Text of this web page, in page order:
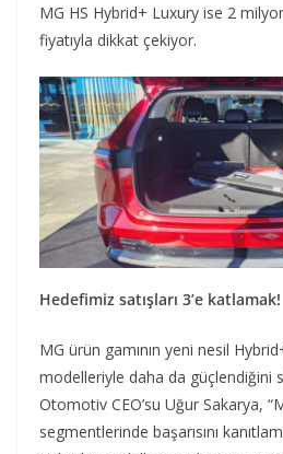
MG HS Hybrid+ Luxury ise 2
fiyatıyla dikkat çekiyor.
Hedefimiz satışları 3’e katlamak!
MG ürün gamının yeni nesil
modelleriyle daha da güçlendiğini
Otomotiv CEO’su Uğur Sakarya,
segmentlerinde başarısını